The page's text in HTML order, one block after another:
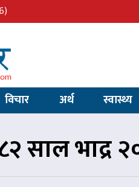
विचार अर्थ स्वास्थ्य
साल भाद्र